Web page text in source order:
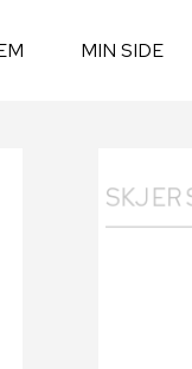
MIN SIDE
Onsdag,